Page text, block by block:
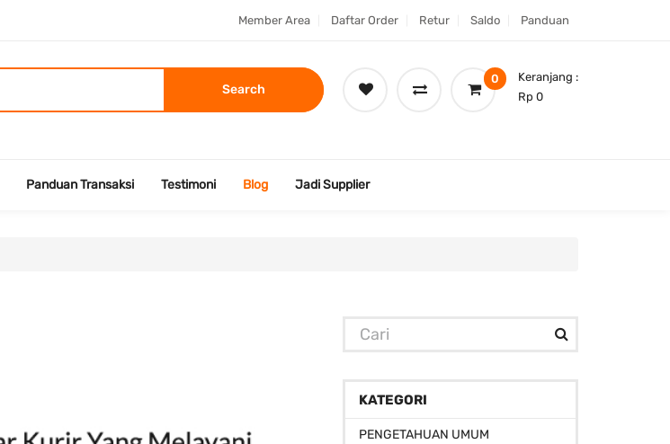
Member Area Daftar Order Retur Saldo Panduan
Search
0
Keranjang :
Rp 0
Panduan Transaksi Testimoni Blog Jadi Supplier
KATEGORI
PENGETAHUAN UMUM